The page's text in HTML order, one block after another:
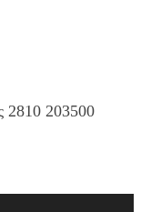
2810 203500